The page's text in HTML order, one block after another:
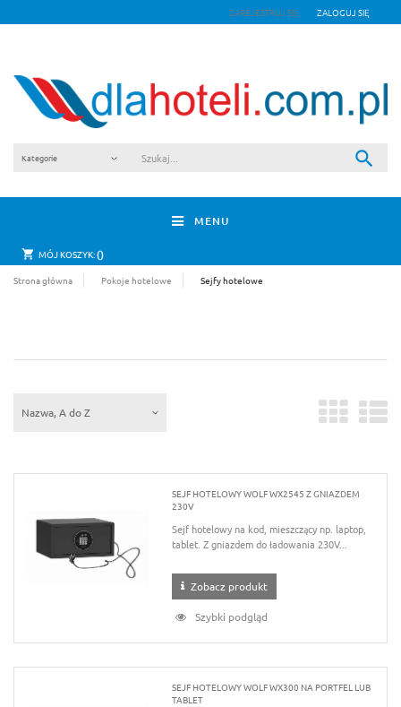
ZAREJESTRUJ SIĘ ZALOGUJ SIĘ
MENU
MÓJ KOSZYK:0
Strona główna Pokoje hotelowe Sejfy hotelowe
Nazwa, A do Z
SEJF HOTELOWY WOLF WX2545 Z GNIAZDEM
230V
Sejf hotelowy na kod, mieszczący np. laptop,
tablet. Z gniazdem do ładowania 230V...
Zobacz produkt
Szybki podgląd
SEJF HOTELOWY WOLF WX300 NA PORTFEL LUB
TABLET